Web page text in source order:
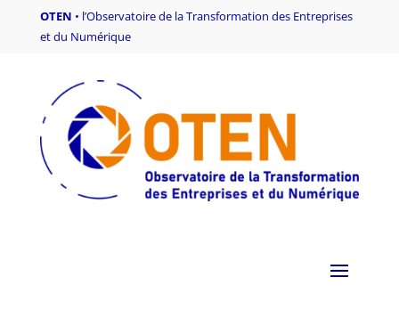
OTEN • l’Observatoire de la Transformation des Entreprises
et du Numérique